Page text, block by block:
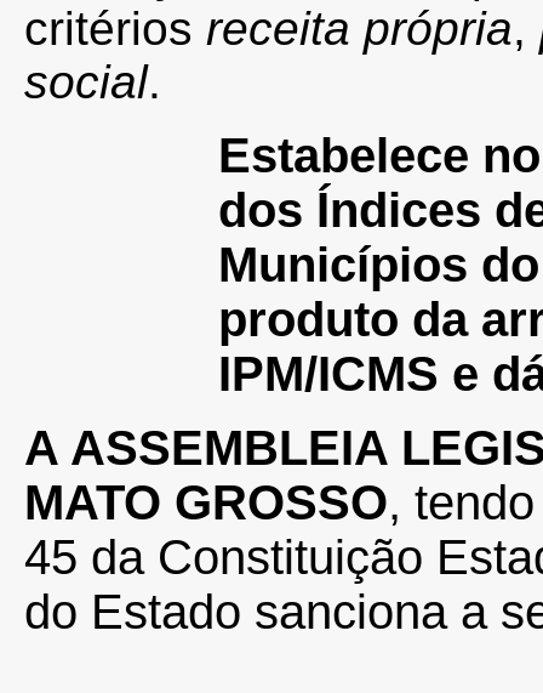
critérios receita própria,
social.
Estabelece
dos Índices
Municípios
produto da
IPM/ICMS e
A ASSEMBLEIA
MATO GROSSO,
45 da Constituição
do Estado sanciona a